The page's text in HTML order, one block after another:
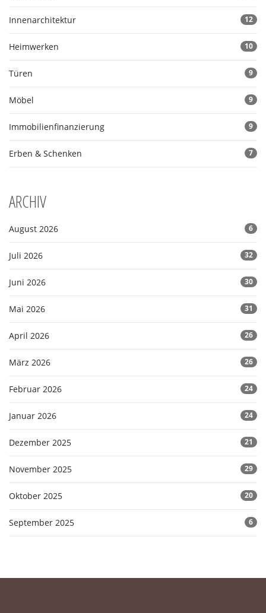
Innenarchitektur 12
Heimwerken 10
Türen 9
Möbel 9
Immobilienfinanzierung 9
Erben & Schenken 7
ARCHIV
August 2026 6
Juli 2026 32
Juni 2026 30
Mai 2026 31
April 2026 26
März 2026 26
Februar 2026 24
Januar 2026 24
Dezember 2025 21
November 2025 29
Oktober 2025 20
September 2025 6